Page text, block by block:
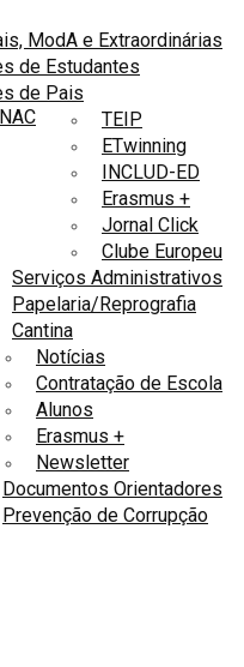
ModA e Extraordinárias
de Estudantes
de Pais
TEIP
ETwinning
INCLUD-ED
Erasmus +
Jornal Click
Clube Europeu
Serviços Administrativos
Papelaria/Reprografia
Cantina
Notícias
Contratação de Escola
Alunos
Erasmus +
Newsletter
Documentos Orientadores
Prevenção de Corrupção